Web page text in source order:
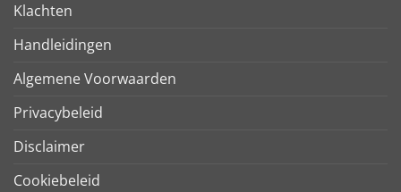
Klachten
Handleidingen
Algemene Voorwaarden
Privacybeleid
Disclaimer
Cookiebeleid